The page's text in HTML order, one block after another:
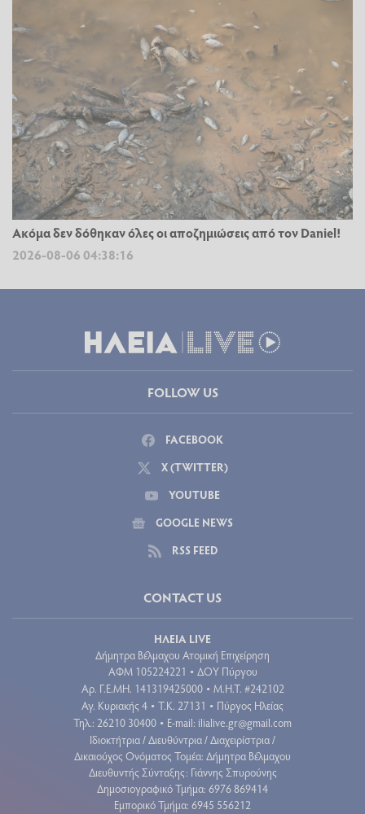
Ακόμα δεν δόθηκαν όλες οι αποζημιώσεις από τον Daniel!
2026-08-06 04:38:16
FOLLOW US
FACEBOOK
X (TWITTER)
YOUTUBE
GOOGLE NEWS
RSS FEED
CONTACT US
ΗΛΕΙΑ LIVE
Δήμητρα Βέλμαχου Ατομική Επιχείρηση
ΑΦΜ 105224221 • ΔΟΥ Πύργου
Aρ. Γ.Ε.ΜΗ. 141319425000 • Μ.Η.Τ. #242102
Αγ. Κυριακής 4 • Τ.Κ. 27131 • Πύργος Ηλείας
Τηλ.: 26210 30400 • E-mail: ilialive.gr@gmail.com
Ιδιοκτήτρια / Διευθύντρια / Διαχειρίστρια /
Δικαιούχος Ονόματος Τομέα: Δήμητρα Βέλμαχου
Διευθυντής Σύνταξης: Γιάννης Σπυρούνης
Δημοσιογραφικό Τμήμα: 6976 869414
Εμπορικό Τμήμα: 6945 556212